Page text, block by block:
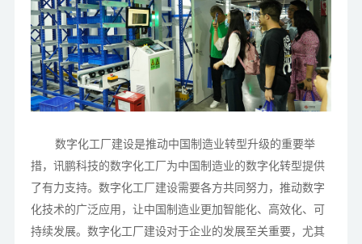
数字化工厂建设是推动中国制造业转型升级的重要举
措，讯鹏科技的数字化工厂为中国制造业的数字化转型提供
了有力支持。数字化工厂建设需要各方共同努力，推动数字
化技术的广泛应用，让中国制造业更加智能化、高效化、可
持续发展。数字化工厂建设对于企业的发展至关重要，尤其